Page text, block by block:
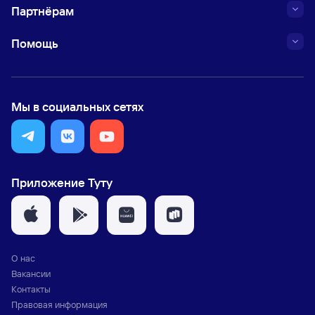
Партнёрам
Помощь
Мы в социальных сетях
Приложение Туту
О нас
Вакансии
Контакты
Правовая информация